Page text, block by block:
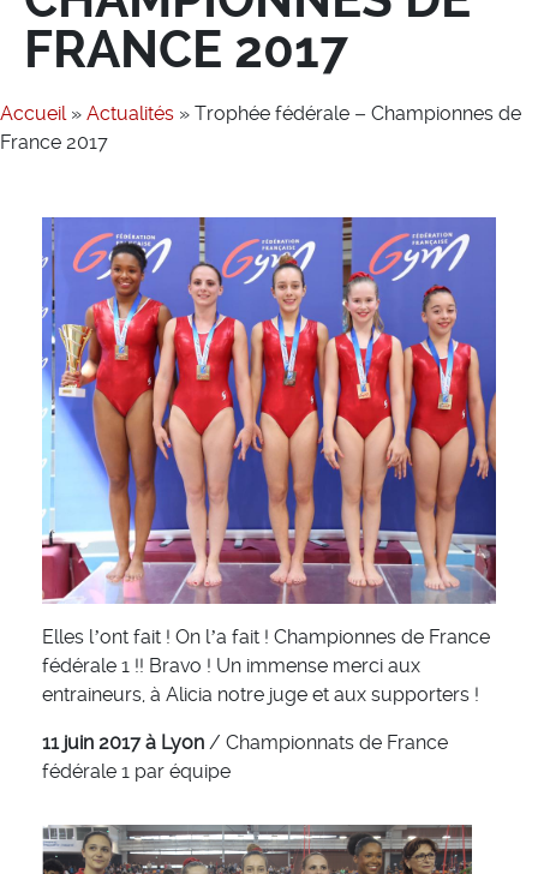
FRANCE 2017
Accueil » Actualités » Trophée fédérale – Championnes de
France 2017
Elles l’ont fait ! On l’a fait ! Championnes de France
fédérale 1 !! Bravo ! Un immense merci aux
entraineurs, à Alicia notre juge et aux supporters !
11 juin 2017 à Lyon / Championnats de France
fédérale 1 par équipe